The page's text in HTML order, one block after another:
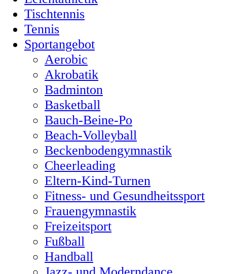
Tischtennis
Tennis
Sportangebot
Aerobic
Akrobatik
Badminton
Basketball
Bauch-Beine-Po
Beach-Volleyball
Beckenbodengymnastik
Cheerleading
Eltern-Kind-Turnen
Fitness- und Gesundheitssport
Frauengymnastik
Freizeitsport
Fußball
Handball